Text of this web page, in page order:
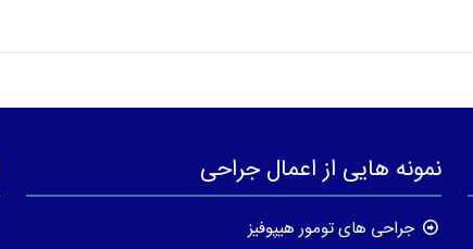
نمونه هایی از اعمال جراحی
جراحی های تومور هیپوفیز